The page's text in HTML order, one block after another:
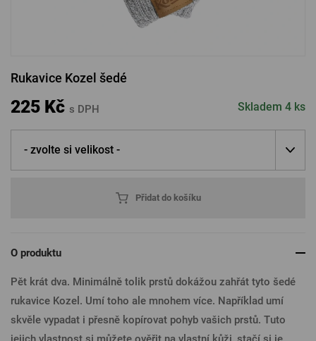
PŘIHLÁSIT PŘES SEZNAM
Rukavice Kozel šedé
225 Kč s DPH Skladem 4 ks
- zvolte si velikost -
Přidat do košíku
O produktu
Pět krát dva. Minimálně tolik prstů dokážou zahřát tyto šedé
rukavice Kozel. Umí toho ale mnohem více. Například umí
skvěle vypadat i přesně kopírovat pohyb vašich prstů. Tuto